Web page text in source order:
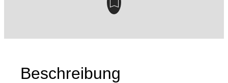
Beschreibung